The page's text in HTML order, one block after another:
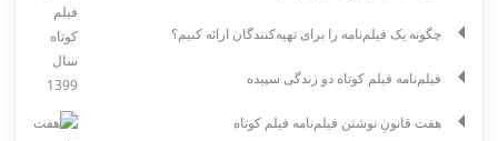
چگونه یک فیلم‌نامه را برای تهیه‌کنندگان ارائه کنیم؟
فیلم‌نامه فیلم کوتاه دو زندگی سپیده
هفت قانونِ نوشتن فیلم‌نامه فیلم کوتاه